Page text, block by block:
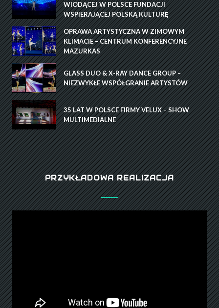
WIODĄCEJ W POLSCE FUNDACJI
WSPIERAJĄCEJ POLSKĄ KULTURĘ
OPRAWA ARTYSTYCZNA W ZIMOWYM
KLIMACIE – CENTRUM KONFERENCYJNE
MAZURKAS
GLASS DUO & X-RAY DANCE GROUP –
NIEZWYKŁE WSPÓŁGRANIE ARTYSTÓW
35 LAT W POLSCE FIRMY VELUX – SHOW
MULTIMEDIALNE
PRZYKŁADOWA REALIZACJA